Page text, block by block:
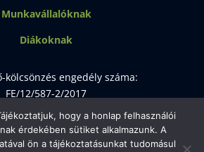
Munkavállalóknak
Diákoknak
kölcsönzés engedély száma:
FE/12/587-2/2017
közvetítési engedély száma:
FE/12/2033-2/2017
hogy a honlap felhasználói
érdekében sütiket alkalmazunk. A
ön a tájékoztatásunkat tudomásul